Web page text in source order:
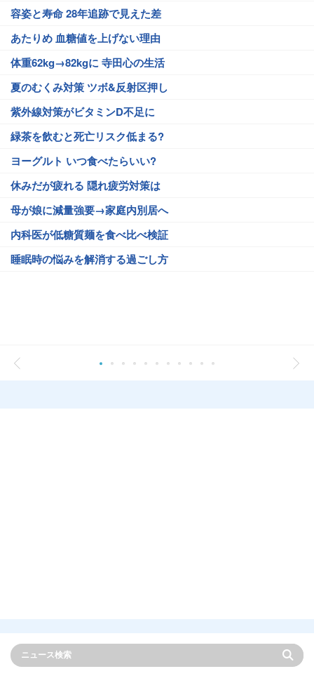
容姿と寿命 28年追跡で見えた差
あたりめ 血糖値を上げない理由
体重62kg→82kgに 寺田心の生活
夏のむくみ対策 ツボ&反射区押し
紫外線対策がビタミンD不足に
緑茶を飲むと死亡リスク低まる?
ヨーグルト いつ食べたらいい?
休みだが疲れる 隠れ疲労対策は
母が娘に減量強要→家庭内別居へ
内科医が低糖質麺を食べ比べ検証
睡眠時の悩みを解消する過ごし方